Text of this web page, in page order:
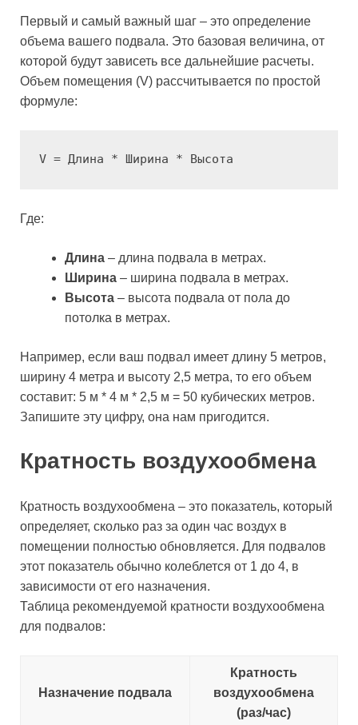
Первый и самый важный шаг – это определение
объема вашего подвала. Это базовая величина, от
которой будут зависеть все дальнейшие расчеты.
Объем помещения (V) рассчитывается по простой
формуле:
V = Длина * Ширина * Высота
Где:
Длина – длина подвала в метрах.
Ширина – ширина подвала в метрах.
Высота – высота подвала от пола до
потолка в метрах.
Например, если ваш подвал имеет длину 5 метров,
ширину 4 метра и высоту 2,5 метра, то его объем
составит: 5 м * 4 м * 2,5 м = 50 кубических метров.
Запишите эту цифру, она нам пригодится.
Кратность воздухообмена
Кратность воздухообмена – это показатель, который
определяет, сколько раз за один час воздух в
помещении полностью обновляется. Для подвалов
этот показатель обычно колеблется от 1 до 4, в
зависимости от его назначения.
Таблица рекомендуемой кратности воздухообмена
для подвалов:
Назначение подвала
Кратность
воздухообмена
(раз/час)